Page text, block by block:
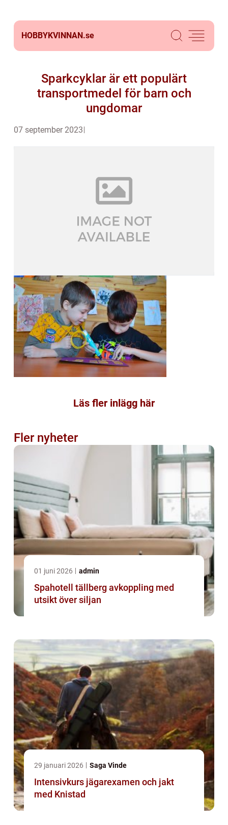
HOBBYKVINNAN.se
Sparkcyklar är ett populärt
transportmedel för barn och
ungdomar
07 september 2023
Läs fler inlägg här
Fler nyheter
01 juni 2026 admin
Spahotell tällberg avkoppling med
utsikt över siljan
29 januari 2026 Saga Vinde
Intensivkurs jägarexamen och jakt
med Knistad